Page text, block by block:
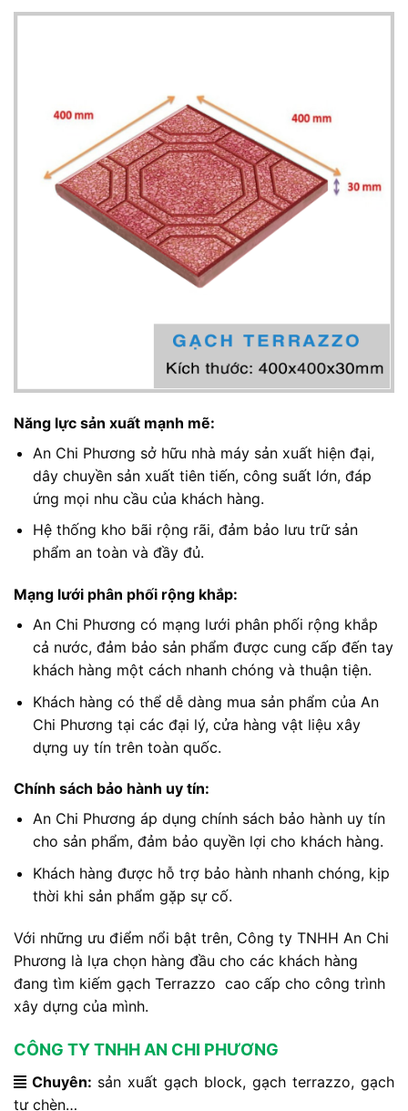
Năng lực sản xuất mạnh mẽ:
An Chi Phương sở hữu nhà máy sản xuất hiện đại,
dây chuyền sản xuất tiên tiến, công suất lớn, đáp
ứng mọi nhu cầu của khách hàng.
Hệ thống kho bãi rộng rãi, đảm bảo lưu trữ sản
phẩm an toàn và đầy đủ.
Mạng lưới phân phối rộng khắp:
An Chi Phương có mạng lưới phân phối rộng khắp
cả nước, đảm bảo sản phẩm được cung cấp đến tay
khách hàng một cách nhanh chóng và thuận tiện.
Khách hàng có thể dễ dàng mua sản phẩm của An
Chi Phương tại các đại lý, cửa hàng vật liệu xây
dựng uy tín trên toàn quốc.
Chính sách bảo hành uy tín:
An Chi Phương áp dụng chính sách bảo hành uy tín
cho sản phẩm, đảm bảo quyền lợi cho khách hàng.
Khách hàng được hỗ trợ bảo hành nhanh chóng, kịp
thời khi sản phẩm gặp sự cố.
Với những ưu điểm nổi bật trên, Công ty TNHH An Chi
Phương là lựa chọn hàng đầu cho các khách hàng
đang tìm kiếm gạch Terrazzo cao cấp cho công trình
xây dựng của mình.
CÔNG TY TNHH AN CHI PHƯƠNG
Chuyên: sản xuất gạch block, gạch terrazzo, gạch
tự chèn…